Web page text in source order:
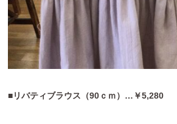
■リバティブラウス（90ｃｍ）…￥5,280